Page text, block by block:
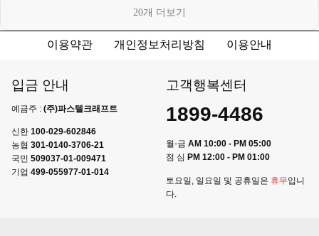
20개 더보기
이용약관 개인정보처리방침 이용안내
입금 안내
예금주 : (주)파스텔크래프트
신한 100-029-602846
농협 301-0140-3706-21
국민 509037-01-009471
기업 499-055977-01-014
고객행복센터
1899-4486
월-금 AM 10:00 - PM 05:00
점 심 PM 12:00 - PM 01:00
토요일, 일요일 및 공휴일은 휴무입니
다.